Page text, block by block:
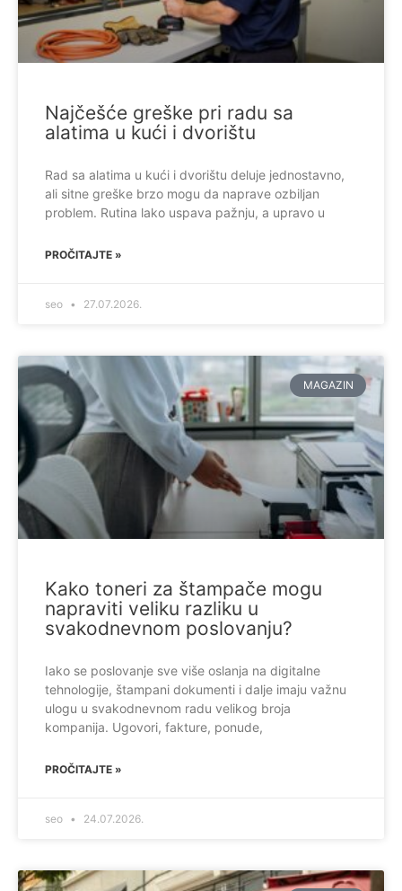
Najčešće greške pri radu sa
alatima u kući i dvorištu
Rad sa alatima u kući i dvorištu deluje jednostavno,
ali sitne greške brzo mogu da naprave ozbiljan
problem. Rutina lako uspava pažnju, a upravo u
PROČITAJTE »
seo 27.07.2026.
MAGAZIN
Kako toneri za štampače mogu
napraviti veliku razliku u
svakodnevnom poslovanju?
Iako se poslovanje sve više oslanja na digitalne
tehnologije, štampani dokumenti i dalje imaju važnu
ulogu u svakodnevnom radu velikog broja
kompanija. Ugovori, fakture, ponude,
PROČITAJTE »
seo 24.07.2026.